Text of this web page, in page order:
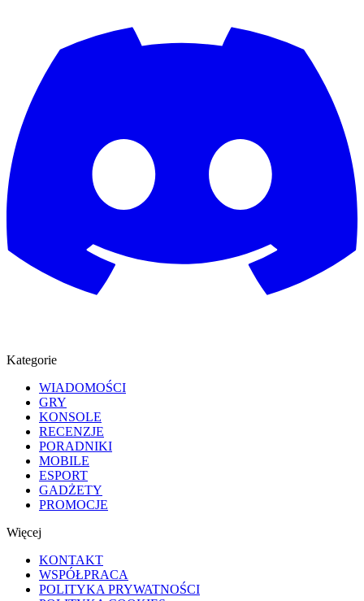
Kategorie
WIADOMOŚCI
GRY
KONSOLE
RECENZJE
PORADNIKI
MOBILE
ESPORT
GADŻETY
PROMOCJE
Więcej
KONTAKT
WSPÓŁPRACA
POLITYKA PRYWATNOŚCI